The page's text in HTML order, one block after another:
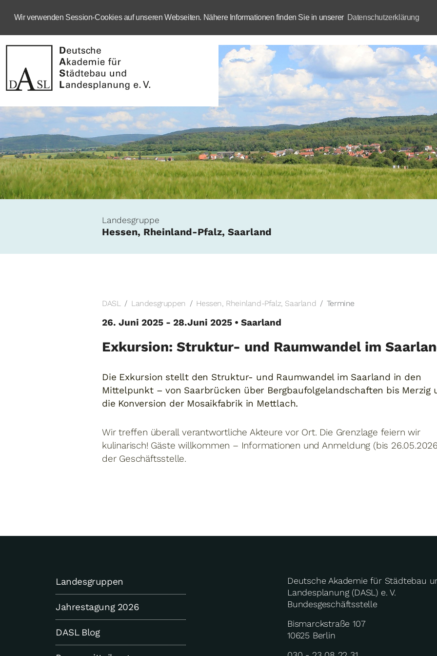
Wir verwenden Session-Cookies auf unseren Webseiten. Nähere Informationen finden Sie in unserer Datenschutzerklärung
Aktuelles Akademie
Landesgruppe
Hessen, Rheinland-Pfalz, Saarland
DASL Landesgruppen Hessen, Rheinland-Pfalz, Saarland Termine
26. Juni 2025 - 28.Juni 2025 • Saarland
Exkursion: Struktur- und Raumwandel im
Die Exkursion stellt den Struktur- und Raumwandel im Saarland in den
Mittelpunkt – von Saarbrücken über Bergbaufolgelandschaften bis Merzig
die Konversion der Mosaikfabrik in Mettlach.
Wir treffen überall verantwortliche Akteure vor Ort. Die Grenzlage feiern wir
kulinarisch! Gäste willkommen – Informationen und Anmeldung (bis
der Geschäftsstelle.
Landesgruppen
Jahrestagung 2026
DASL Blog
Deutsche Akademie für Städtebau
Landesplanung (DASL) e. V.
Bundesgeschäftsstelle
Bismarckstraße 107
10625 Berlin